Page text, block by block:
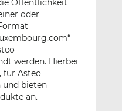
Öffentlichkeit
oder
werden. Hierbei
für Asteo
und bieten
an.